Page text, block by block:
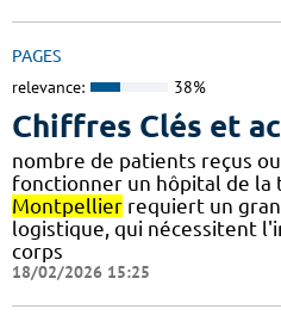
PAGES
relevance: 38%
Chiffres Clés et
nombre de patients reçus
fonctionner un hôpital de la
Montpellier requiert un
logistique, qui nécessitent
corps
18/02/2026 15:25